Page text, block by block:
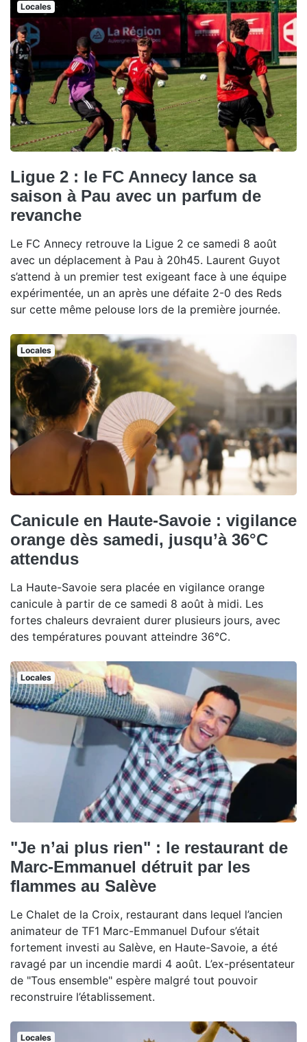
Locales
Ligue 2 : le FC Annecy lance sa
saison à Pau avec un parfum de
revanche
Le FC Annecy retrouve la Ligue 2 ce samedi 8 août
avec un déplacement à Pau à 20h45. Laurent Guyot
s’attend à un premier test exigeant face à une équipe
expérimentée, un an après une défaite 2-0 des Reds
sur cette même pelouse lors de la première journée.
Locales
Canicule en Haute-Savoie : vigilance
orange dès samedi, jusqu’à 36°C
attendus
La Haute-Savoie sera placée en vigilance orange
canicule à partir de ce samedi 8 août à midi. Les
fortes chaleurs devraient durer plusieurs jours, avec
des températures pouvant atteindre 36°C.
Locales
"Je n’ai plus rien" : le restaurant de
Marc-Emmanuel détruit par les
flammes au Salève
Le Chalet de la Croix, restaurant dans lequel l’ancien
animateur de TF1 Marc-Emmanuel Dufour s’était
fortement investi au Salève, en Haute-Savoie, a été
ravagé par un incendie mardi 4 août. L’ex-présentateur
de "Tous ensemble" espère malgré tout pouvoir
reconstruire l’établissement.
Locales